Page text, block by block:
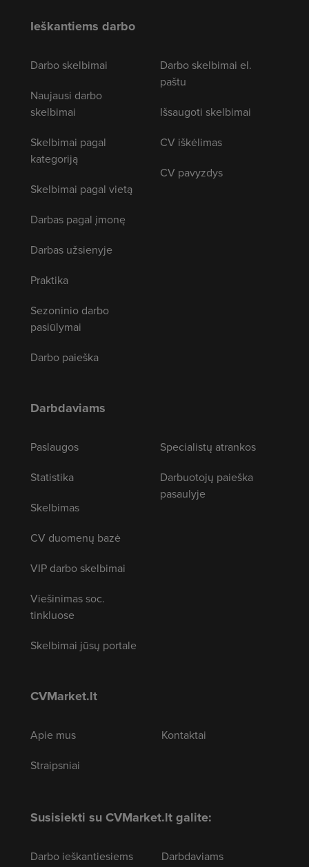
Ieškantiems darbo
Darbo skelbimai
Naujausi darbo
skelbimai
Skelbimai pagal
kategoriją
Skelbimai pagal vietą
Darbas pagal įmonę
Darbas užsienyje
Praktika
Sezoninio darbo
pasiūlymai
Darbo paieška
Darbo skelbimai el.
paštu
Išsaugoti skelbimai
CV iškėlimas
CV pavyzdys
Darbdaviams
Paslaugos
Statistika
Skelbimas
CV duomenų bazė
VIP darbo skelbimai
Viešinimas soc.
tinkluose
Skelbimai jūsų portale
Specialistų atrankos
Darbuotojų paieška
pasaulyje
CVMarket.lt
Apie mus
Straipsniai
Kontaktai
Susisiekti su CVMarket.lt galite:
Darbo ieškantiesiems Darbdaviams